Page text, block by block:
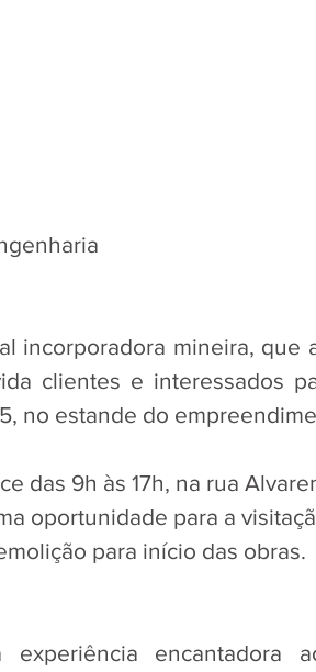
incorporadora mineira, que
clientes e interessados
no estande do
das 9h às 17h, na rua
oportunidade para a
para início das obras.
experiência encantadora